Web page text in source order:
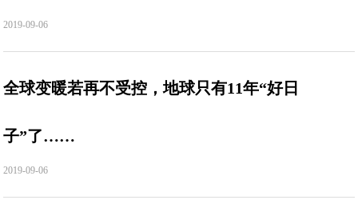
2019-09-06
全球变暖若再不受控，地球只有11年“好日
子”了……
2019-09-06